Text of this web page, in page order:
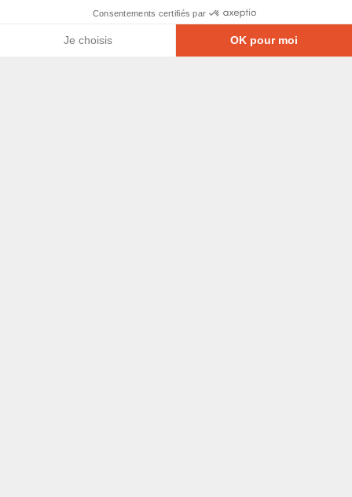
Consentements certifiés par
Je choisis OK pour moi